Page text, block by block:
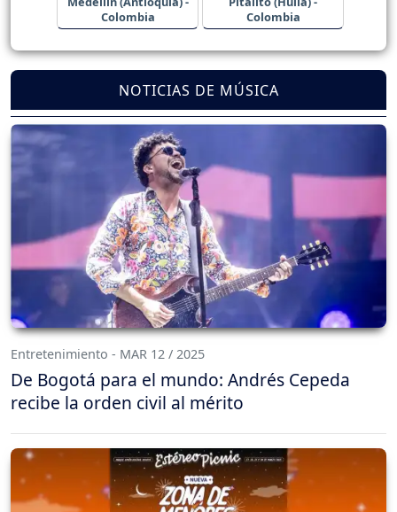
Colombia
Colombia
NOTICIAS DE MÚSICA
Entretenimiento - MAR 12 / 2025
De Bogotá para el mundo: Andrés Cepeda
recibe la orden civil al mérito